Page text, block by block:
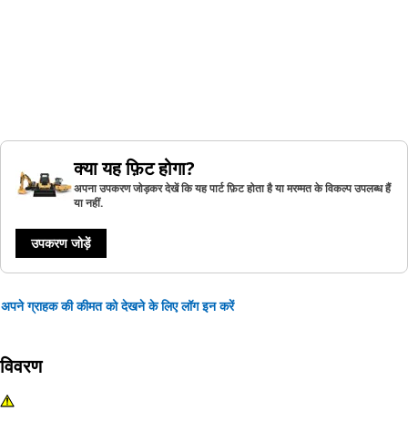
क्या यह फ़िट होगा?
अपना उपकरण जोड़कर देखें कि यह पार्ट फ़िट होता है या मरम्मत के विकल्प उपलब्ध हैं
या नहीं.
उपकरण जोड़ें
अपने ग्राहक की कीमत को देखने के लिए लॉग इन करें
विवरण